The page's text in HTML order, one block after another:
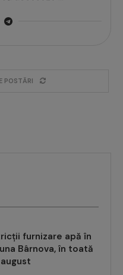
POSTĂRI
furnizare apă în
Bârnova, în toată